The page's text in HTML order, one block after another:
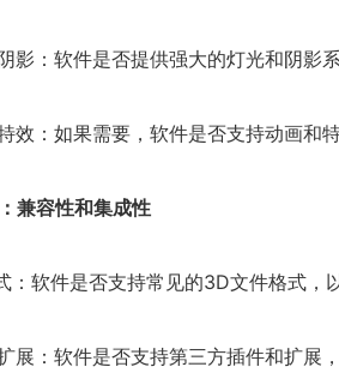
影：软件是否提供强大的灯光和阴影
效：如果需要，软件是否支持动画和
兼容性和集成性
：软件是否支持常见的3D文件格式，
展：软件是否支持第三方插件和扩展